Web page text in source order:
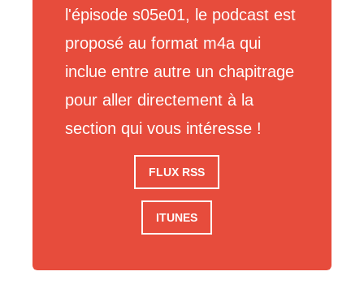
l'épisode s05e01, le podcast est
proposé au format m4a qui
inclue entre autre un chapitrage
pour aller directement à la
section qui vous intéresse !
FLUX RSS
ITUNES